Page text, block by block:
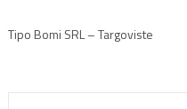
Tipo Bomi SRL – Targoviste